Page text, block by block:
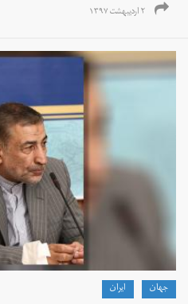
۲ اردیبهشت ۱۳۹۷
جهان ايران